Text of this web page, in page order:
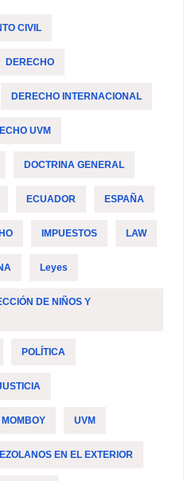
CIVIL
DERECHO
DERECHO INTERNACIONAL
UVM
DOCTRINA GENERAL
ECUADOR ESPAÑA
IMPUESTOS LAW
Leyes
DE NIÑOS Y
POLÍTICA
UVM
EN EL EXTERIOR